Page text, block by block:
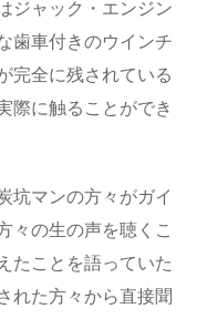
ジャック・エンジン
歯車付きのウインチ
完全に残されている
際に触ることができ
坑マンの方々がガイ
々の生の声を聴くこ
たことを語っていた
れた方々から直接聞